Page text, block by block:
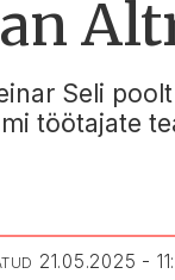
Seli
töötajate
21.05.2025 -